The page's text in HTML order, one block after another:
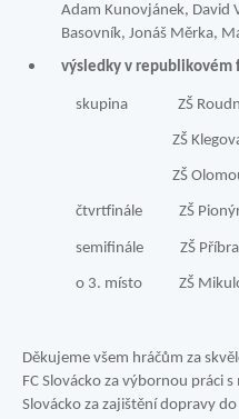
Adam Kunovjánek, David
Basovník, Jonáš Měrka,
výsledky v republikovém
skupina ZŠ
ZŠ Klegova
ZŠ
čtvrtfinále ZŠ
semifinále ZŠ
o 3. místo ZŠ
Děkujeme všem hráčům za
FC Slovácko za výbornou práci
Slovácko za zajištění dopravy do